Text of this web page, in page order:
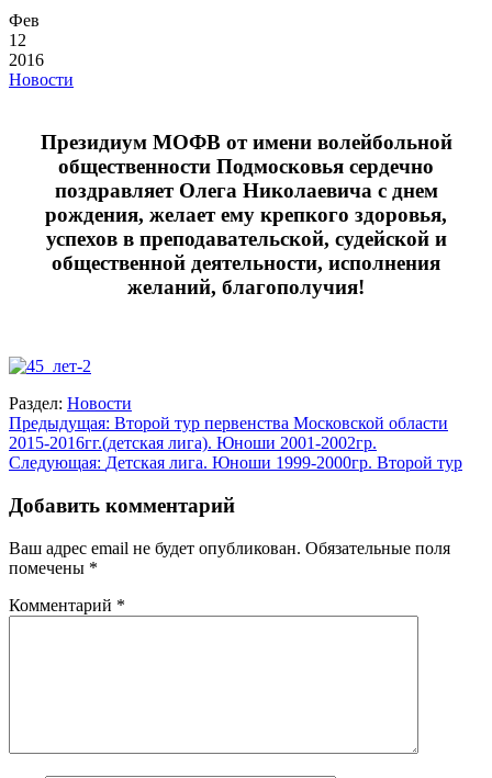
Фев
12
2016
Новости
Президиум МОФВ от имени волейбольной
общественности Подмосковья сердечно
поздравляет Олега Николаевича с днем
рождения, желает ему крепкого здоровья,
успехов в преподавательской, судейской и
общественной деятельности, исполнения
желаний, благополучия!
Раздел: Новости
Навигация
по
Предыдущая: Второй тур первенства Московской области
2015-2016гг.(детская лига). Юноши 2001-2002гр.
Следующая: Детская лига. Юноши 1999-2000гр. Второй тур
Добавить комментарий
Ваш адрес email не будет опубликован. Обязательные поля
помечены *
Комментарий *